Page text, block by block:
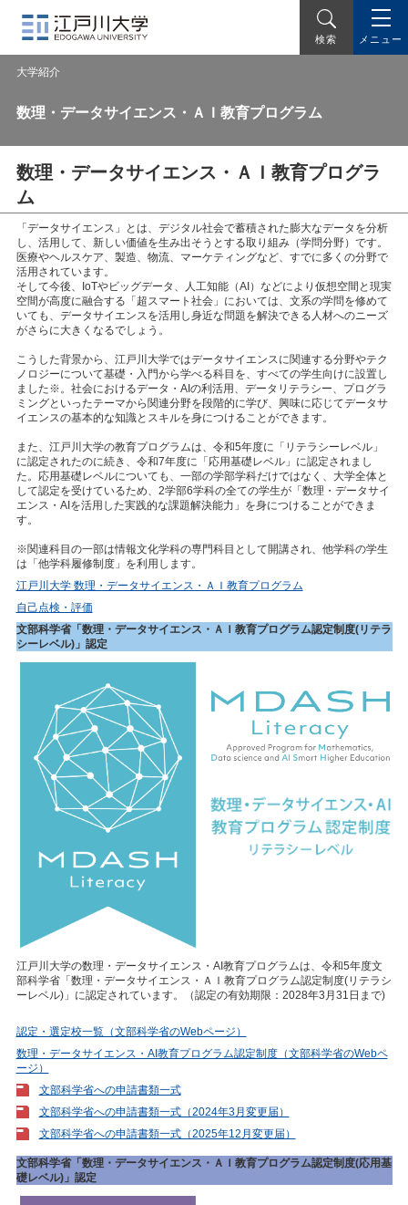
検索 メニュー
大学紹介
数理・データサイエンス・ＡＩ教育プログラム
数理・データサイエンス・ＡＩ教育プログラ
ム
「データサイエンス」とは、デジタル社会で蓄積された膨大なデータを分析
し、活用して、新しい価値を生み出そうとする取り組み（学問分野）です。
医療やヘルスケア、製造、物流、マーケティングなど、すでに多くの分野で
活用されています。
そして今後、IoTやビッグデータ、人工知能（AI）などにより仮想空間と現実
空間が高度に融合する「超スマート社会」においては、文系の学問を修めて
いても、データサイエンスを活用し身近な問題を解決できる人材へのニーズ
がさらに大きくなるでしょう。
こうした背景から、江戸川大学ではデータサイエンスに関連する分野やテク
ノロジーについて基礎・入門から学べる科目を、すべての学生向けに設置し
ました※。社会におけるデータ・AIの利活用、データリテラシー、プログラ
ミングといったテーマから関連分野を段階的に学び、興味に応じてデータサ
イエンスの基本的な知識とスキルを身につけることができます。
また、江戸川大学の教育プログラムは、令和5年度に「リテラシーレベル」
に認定されたのに続き、令和7年度に「応用基礎レベル」に認定されまし
た。応用基礎レベルについても、一部の学部学科だけではなく、大学全体と
して認定を受けているため、2学部6学科の全ての学生が「数理・データサイ
エンス・AIを活用した実践的な課題解決能力」を身につけることができま
す。
※関連科目の一部は情報文化学科の専門科目として開講され、他学科の学生
は「他学科履修制度」を利用します。
江戸川大学 数理・データサイエンス・ＡＩ教育プログラム
自己点検・評価
文部科学省「数理・データサイエンス・ＡＩ教育プログラム認定制度(リテラ
シーレベル)」認定
江戸川大学の数理・データサイエンス・AI教育プログラムは、令和5年度文
部科学省「数理・データサイエンス・ＡＩ教育プログラム認定制度(リテラシ
ーレベル)」に認定されています。（認定の有効期限：2028年3月31日まで)
認定・選定校一覧（文部科学省のWebページ）
数理・データサイエンス・AI教育プログラム認定制度（文部科学省のWebペ
ージ）
文部科学省への申請書類一式
文部科学省への申請書類一式（2024年3月変更届）
文部科学省への申請書類一式（2025年12月変更届）
文部科学省「数理・データサイエンス・ＡＩ教育プログラム認定制度(応用基
礎レベル)」認定